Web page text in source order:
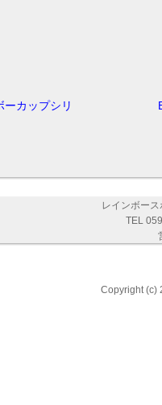
ーカップシリ
レインボー
TEL
Copyright (c)